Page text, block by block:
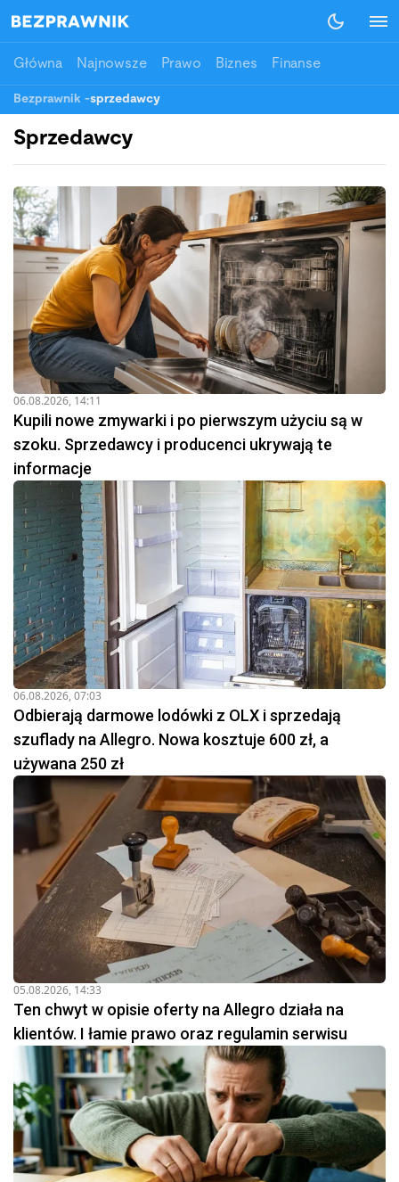
Główna Najnowsze Prawo Biznes Finanse
Bezprawnik -sprzedawcy
Sprzedawcy
06.08.2026, 14:11
Kupili nowe zmywarki i po pierwszym użyciu są w
szoku. Sprzedawcy i producenci ukrywają te
informacje
06.08.2026, 07:03
Odbierają darmowe lodówki z OLX i sprzedają
szuflady na Allegro. Nowa kosztuje 600 zł, a
używana 250 zł
05.08.2026, 14:33
Ten chwyt w opisie oferty na Allegro działa na
klientów. I łamie prawo oraz regulamin serwisu